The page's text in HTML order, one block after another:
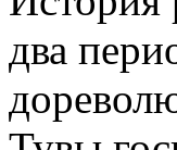
два